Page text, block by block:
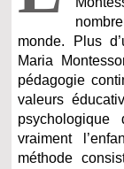
monde. Plus
Maria
pédagogie
valeurs
psychologique
vraiment
méthode